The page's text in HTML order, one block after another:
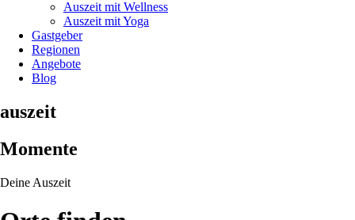
Auszeit mit Wellness
Auszeit mit Yoga
Gastgeber
Regionen
Angebote
Blog
auszeit
Momente
Deine Auszeit